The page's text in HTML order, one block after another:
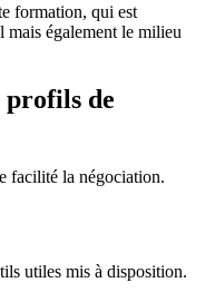
formation, qui est
également le milieu
profils de
facilité la négociation.
utiles mis à disposition.